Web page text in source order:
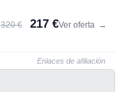
320 € 217 €Ver oferta →
Enlaces de afiliación